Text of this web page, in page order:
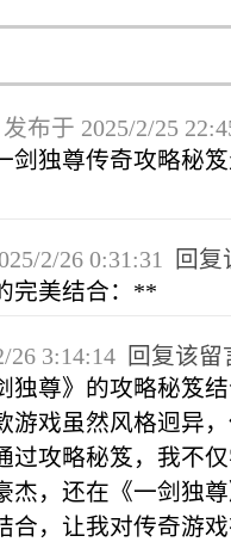
发布于 2025/2/25
剑独尊传奇攻略秘
2/26 0:31:31
回复
完美结合：**
26 3:14:14 回复该留
独尊》的攻略秘笈
游戏虽然风格迥异
过攻略秘笈，我不
杰，还在《一剑独
合，让我对传奇游